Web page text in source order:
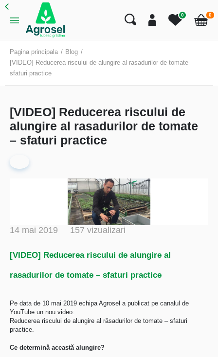
0
Cart
0
Pagina principala
Blog
[VIDEO] Reducerea riscului de alungire al rasadurilor de tomate –
sfaturi practice
[VIDEO] Reducerea riscului de
alungire al rasadurilor de tomate
– sfaturi practice
14 mai 2019 157 vizualizari
[VIDEO] Reducerea riscului de alungire al
rasadurilor de tomate – sfaturi practice
Pe data de 10 mai 2019 echipa Agrosel a publicat pe canalul de
YouTube un nou video:
Reducerea riscului de alungire al răsadurilor de tomate – sfaturi
practice.
Ce determină această alungire?